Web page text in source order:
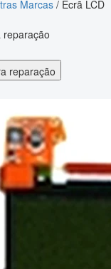
Marcas/ Ecrã LCD